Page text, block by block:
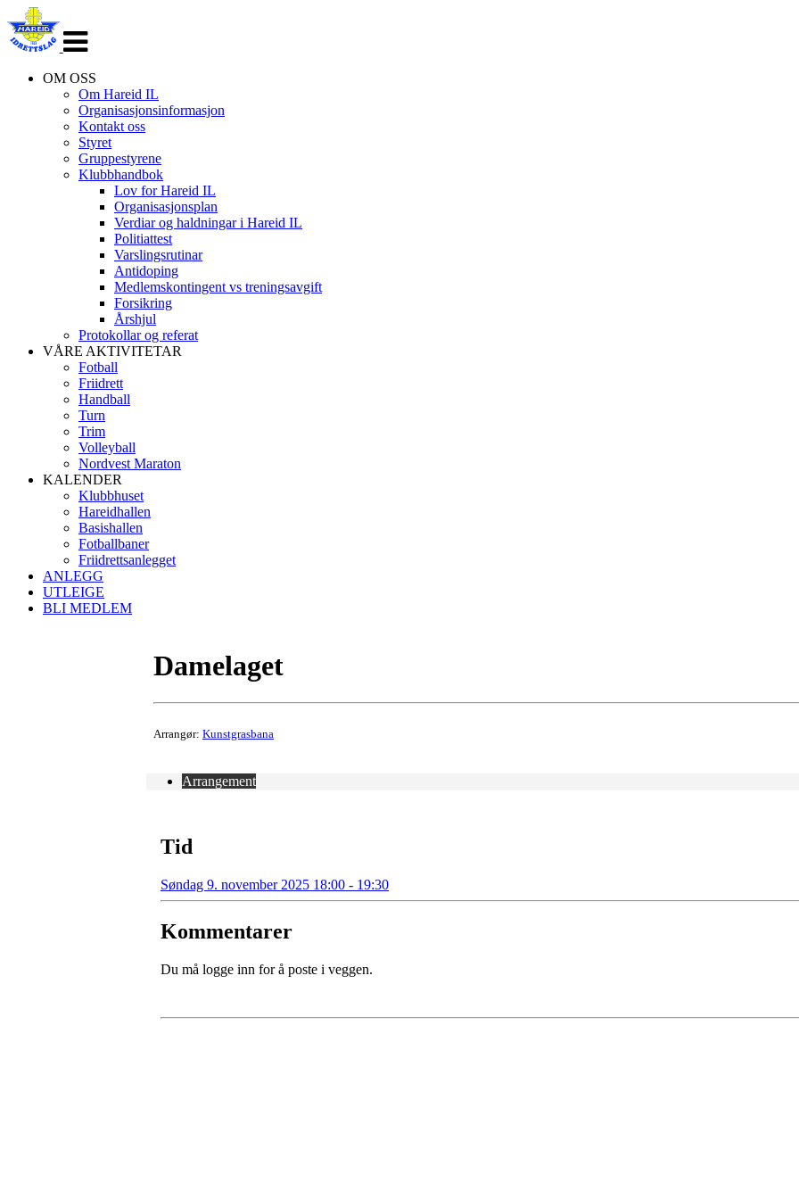
navigasjon
OM OSS
Om Hareid IL
Organisasjonsinformasjon
Kontakt oss
Styret
Gruppestyrene
Klubbhandbok
Lov for Hareid IL
Organisasjonsplan
Verdiar og haldningar i Hareid IL
Politiattest
Varslingsrutinar
Antidoping
Medlemskontingent vs treningsavgift
Forsikring
Årshjul
Protokollar og referat
VÅRE AKTIVITETAR
Fotball
Friidrett
Handball
Turn
Trim
Volleyball
Nordvest Maraton
KALENDER
Klubbhuset
Hareidhallen
Basishallen
Fotballbaner
Friidrettsanlegget
ANLEGG
UTLEIGE
BLI MEDLEM
Damelaget
Arrangør: Kunstgrasbana
Arrangement
Tid
Søndag 9. november 2025 18:00 - 19:30
Kommentarer
Du må logge inn for å poste i veggen.